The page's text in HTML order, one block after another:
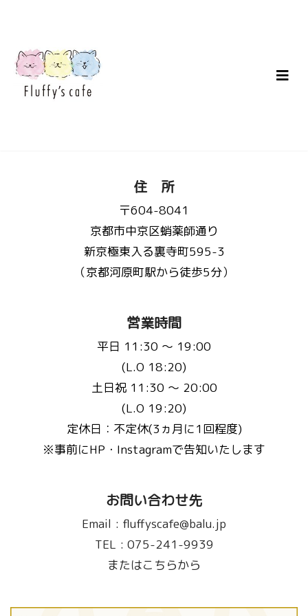
住 所
〒604-8041
京都市中京区蛸薬師通り
新京極東入る裏寺町595-3
（京都河原町駅から徒歩5分）
営業時間
平日 11:30 〜 19:00
(L.O 18:20)
土日祝 11:30 〜 20:00
(L.O 19:20)
定休日：不定休(3ヵ月に1回程度)
※事前にHP・Instagramで告知いたします
お問い合わせ先
Email : fluffyscafe@balu.jp
TEL : 075-241-9939
またはこちらから